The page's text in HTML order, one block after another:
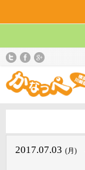
2017.07.03 (月)